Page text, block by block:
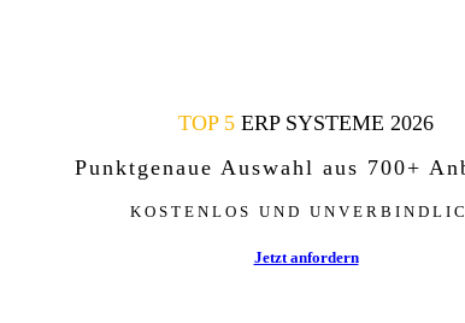
TOP 5 ERP SYSTEME 2026
Punktgenaue Auswahl aus 700+
KOSTENLOS UND
Jetzt anfordern